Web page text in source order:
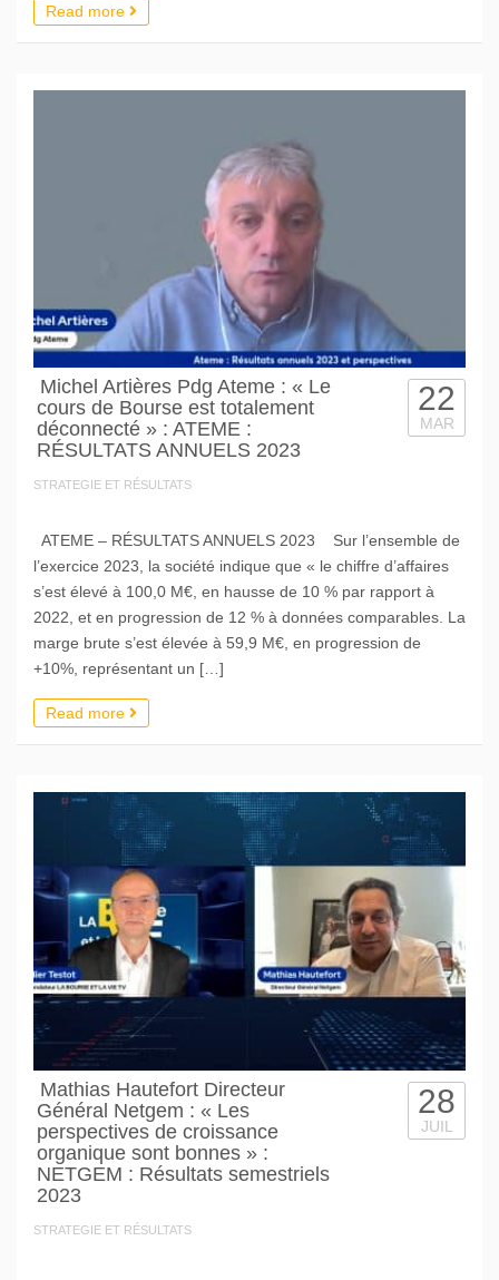
Read more
Michel Artières Pdg Ateme : « Le
cours de Bourse est totalement
déconnecté » : ATEME :
RÉSULTATS ANNUELS 2023
STRATEGIE ET RÉSULTATS
22
MAR
ATEME – RÉSULTATS ANNUELS 2023 Sur l’ensemble de
l’exercice 2023, la société indique que « le chiffre d’affaires
s’est élevé à 100,0 M€, en hausse de 10 % par rapport à
2022, et en progression de 12 % à données comparables. La
marge brute s’est élevée à 59,9 M€, en progression de
+10%, représentant un […]
Read more
Mathias Hautefort Directeur
Général Netgem : « Les
perspectives de croissance
organique sont bonnes » :
NETGEM : Résultats semestriels
2023
STRATEGIE ET RÉSULTATS
28
JUIL